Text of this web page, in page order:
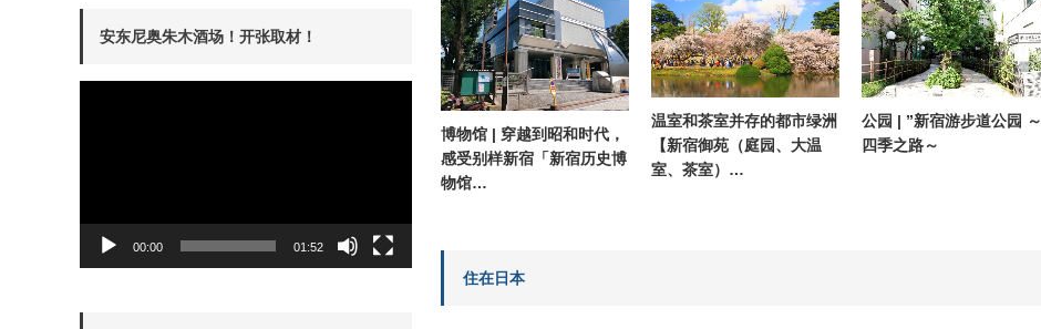
博物馆 | 穿越到昭和时代，
感受别样新宿「新宿历史博
物馆…
温室和茶室并存的都市绿洲
【新宿御苑（庭园、大温
室、茶室）…
公园 | ”新宿游步道公园 ～
四季之路～
住在日本
安东尼奥朱木酒场！开张取材！
00:00 01:52